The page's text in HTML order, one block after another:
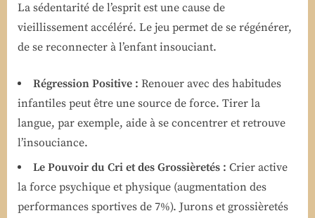
La sédentarité de l’esprit est une cause de
vieillissement accéléré. Le jeu permet de se régénérer,
de se reconnecter à l’enfant insouciant.
Régression Positive : Renouer avec des habitudes
infantiles peut être une source de force. Tirer la
langue, par exemple, aide à se concentrer et retrouve
l’insouciance.
Le Pouvoir du Cri et des Grossièretés : Crier active
la force psychique et physique (augmentation des
performances sportives de 7%). Jurons et grossièretés